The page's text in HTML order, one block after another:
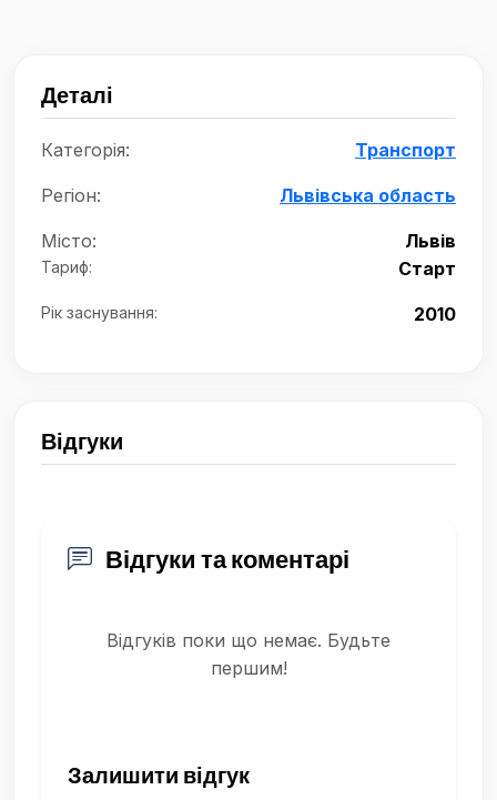
Деталі
Категорія: Транспорт
Регіон: Львівська область
Місто: Львів
Тариф: Старт
Рік заснування: 2010
Відгуки
Відгуки та коментарі
Відгуків поки що немає. Будьте
першим!
Залишити відгук